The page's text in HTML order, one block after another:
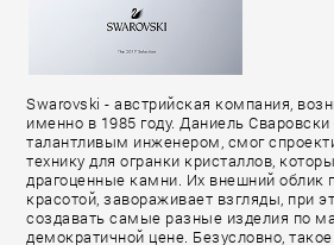
Swarovski - австрийская компания,
именно в 1985 году. Даниель
талантливым инженером, смог
технику для огранки кристаллов,
драгоценные камни. Их внешний облик
красотой, завораживает взгляды, при
создавать самые разные изделия по
демократичной цене. Безусловно,